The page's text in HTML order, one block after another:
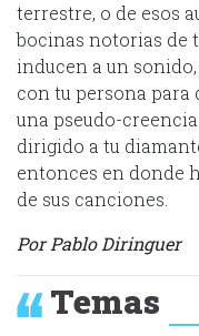
terrestre, o de esos
bocinas notorias de
inducen a un
con tu persona para
una pseudo-
dirigido a tu
entonces en donde
de sus canciones.
Por Pablo Diringuer
Temas